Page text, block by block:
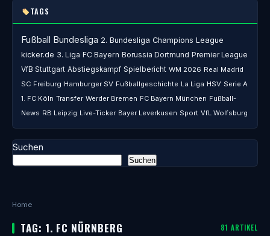
Home
TAG: 1. FC NÜRNBERG 81 ARTIKEL
TAGS
Fußball Bundesliga 2. Bundesliga Champions League
kicker.de 3. Liga FC Bayern Borussia Dortmund Premier League
VfB Stuttgart Abstiegskampf Spielbericht WM 2026 Real Madrid
SC Freiburg Hamburger SV Fußballgeschichte La Liga HSV Serie A
1. FC Köln Transfer Werder Bremen FC Bayern München Fußball-
News RB Leipzig Live-Ticker Bayer Leverkusen Sport VfL Wolfsburg
Suchen
Suchen